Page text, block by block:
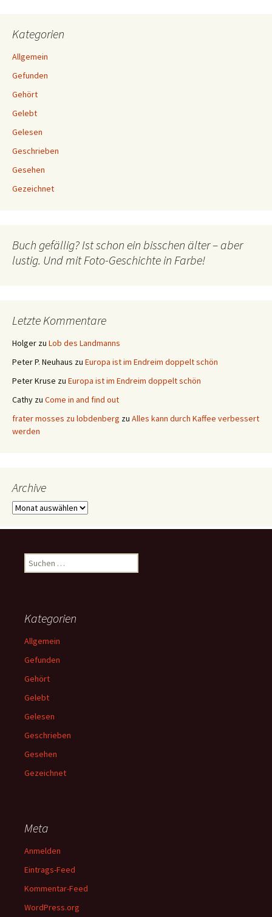
Kategorien
Allgemein
Gefunden
Gehört
Gelebt
Gelesen
Geschrieben
Gesehen
Gezeichnet
Buch gefällig? Ist schon ein bisschen älter – aber
lustig. Und mit Foto-Geschichte in Farbe!
Letzte Kommentare
Holger zu Lob des Landmanns
Peter P. Neuhaus zu Europa ist im Endreim doppelt schön
Peter Kruse zu Europa ist im Endreim doppelt schön
Cathy zu Come in and find out
frater mosses zu lobdenberg zu Alles kann durch Kaffee verbessert
werden
Archive
Archive
Suchen
nach:
Kategorien
Allgemein
Gefunden
Gehört
Gelebt
Gelesen
Geschrieben
Gesehen
Gezeichnet
Meta
Anmelden
Eintrags-Feed
Kommentar-Feed
WordPress.org